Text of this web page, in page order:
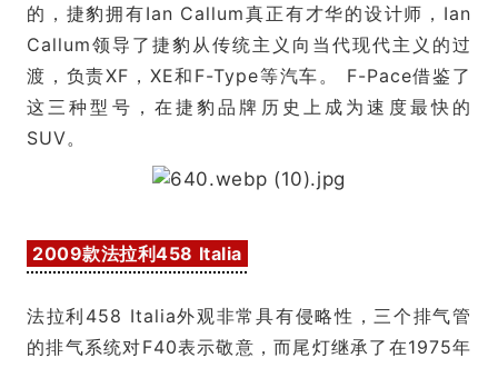
的，捷豹拥有Ian Callum真正有才华的设计师，Ian
Callum领导了捷豹从传统主义向当代现代主义的过
渡，负责XF，XE和F-Type等汽车。 F-Pace借鉴了
这三种型号，在捷豹品牌历史上成为速度最快的
SUV。
2009款法拉利458 Italia
法拉利458 Italia外观非常具有侵略性，三个排气管
的排气系统对F40表示敬意，而尾灯继承了在1975年